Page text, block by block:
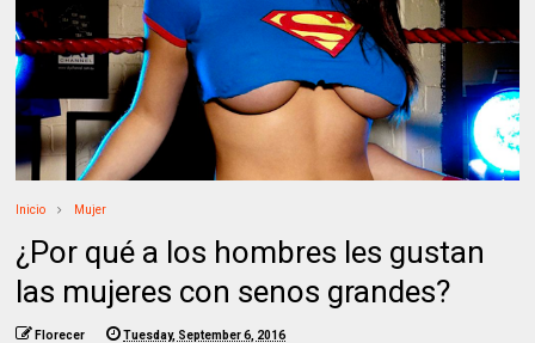
Inicio Mujer
¿Por qué a los hombres les gustan
las mujeres con senos grandes?
Florecer Tuesday, September 6, 2016